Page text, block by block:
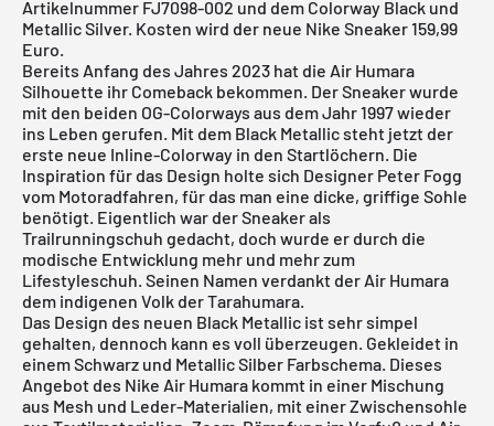
Artikelnummer FJ7098-002 und dem Colorway Black und
Metallic Silver. Kosten wird der neue Nike Sneaker 159,99
Euro.
Bereits Anfang des Jahres 2023 hat die Air Humara
Silhouette ihr Comeback bekommen. Der Sneaker wurde
mit den beiden OG-Colorways aus dem Jahr 1997 wieder
ins Leben gerufen. Mit dem Black Metallic steht jetzt der
erste neue Inline-Colorway in den Startlöchern. Die
Inspiration für das Design holte sich Designer Peter Fogg
vom Motoradfahren, für das man eine dicke, griffige Sohle
benötigt. Eigentlich war der Sneaker als
Trailrunningschuh gedacht, doch wurde er durch die
modische Entwicklung mehr und mehr zum
Lifestyleschuh. Seinen Namen verdankt der Air Humara
dem indigenen Volk der Tarahumara.
Das Design des neuen Black Metallic ist sehr simpel
gehalten, dennoch kann es voll überzeugen. Gekleidet in
einem Schwarz und Metallic Silber Farbschema. Dieses
Angebot des Nike Air Humara kommt in einer Mischung
aus Mesh und Leder-Materialien, mit einer Zwischensohle